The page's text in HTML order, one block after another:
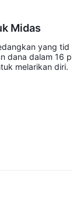
Midas
yang tid
dana dalam 16 p
melarikan diri.